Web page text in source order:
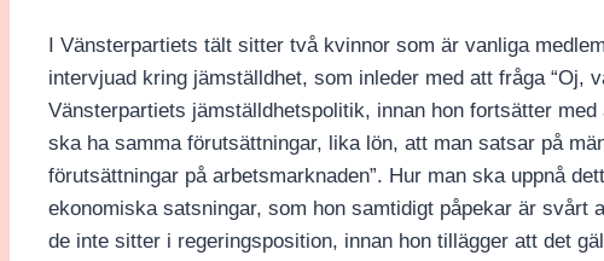
I Vänsterpartiets tält sitter två kvinnor som är vanliga
intervjuad kring jämställdhet, som inleder med att fråga “Oj,
Vänsterpartiets jämställdhetspolitik, innan hon fortsätter
ska ha samma förutsättningar, lika lön, att man satsar på
förutsättningar på arbetsmarknaden”. Hur man ska uppnå
ekonomiska satsningar, som hon samtidigt påpekar är svårt
de inte sitter i regeringsposition, innan hon tillägger att det